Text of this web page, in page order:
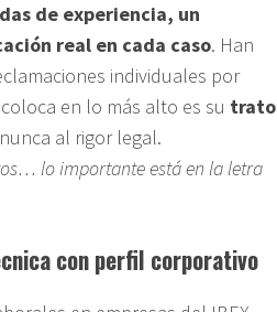
de experiencia, un
real en cada caso. Han
individuales por
en lo más alto es su trato
al rigor legal.
lo importante está en la letra
con perfil corporativo